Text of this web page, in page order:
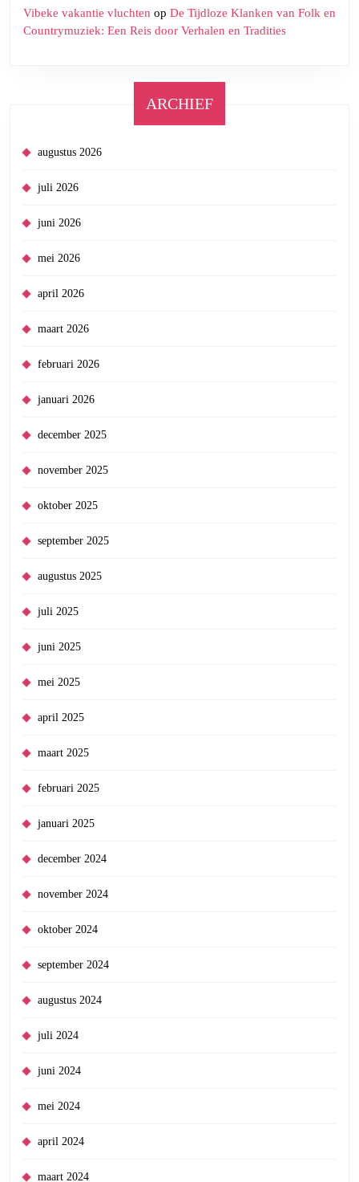
Vibeke vakantie vluchten op De Tijdloze Klanken van Folk en
Countrymuziek: Een Reis door Verhalen en Tradities
ARCHIEF
augustus 2026
juli 2026
juni 2026
mei 2026
april 2026
maart 2026
februari 2026
januari 2026
december 2025
november 2025
oktober 2025
september 2025
augustus 2025
juli 2025
juni 2025
mei 2025
april 2025
maart 2025
februari 2025
januari 2025
december 2024
november 2024
oktober 2024
september 2024
augustus 2024
juli 2024
juni 2024
mei 2024
april 2024
maart 2024